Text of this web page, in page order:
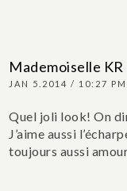
Mademoiselle KR
JAN 5.2014 / 10:27 PM
Quel joli look! On
J’aime aussi
toujours aussi